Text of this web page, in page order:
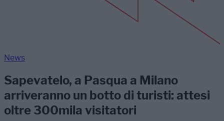
News
Sapevatelo, a Pasqua a Milano
arriveranno un botto di turisti: attesi
oltre 300mila visitatori